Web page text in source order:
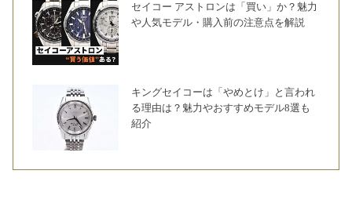
セイコー アストロンは「買い」か？魅力
や人気モデル・購入前の注意点を解説
キングセイコーは「やめとけ」と言われ
る理由は？魅力やおすすめモデル8選も
紹介